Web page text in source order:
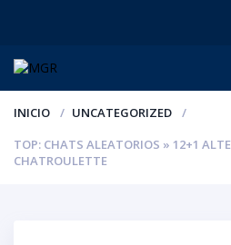
INICIO
UNCATEGORIZED
TOP: CHATS ALEATORIOS » 12+1
CHATROULETTE